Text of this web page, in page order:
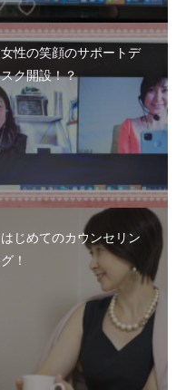
女性の笑顔のサポートデ
スク開設！？
はじめてのカウンセリン
グ！